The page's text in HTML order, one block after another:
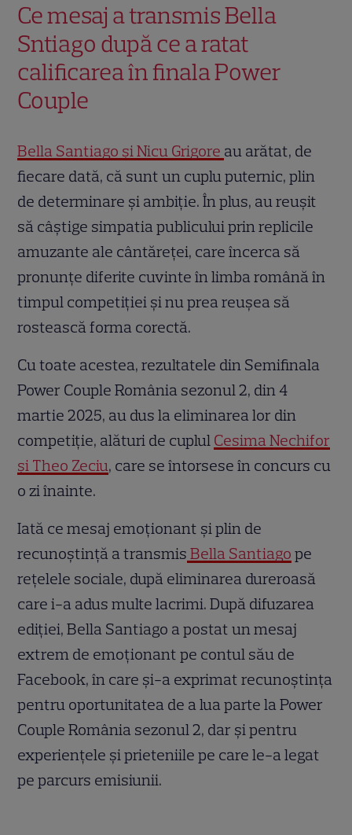
Ce mesaj a transmis Bella
Sntiago după ce a ratat
calificarea în finala Power
Couple
Bella Santiago și Nicu Grigore au arătat, de
fiecare dată, că sunt un cuplu puternic, plin
de determinare și ambiție. În plus, au reușit
să câștige simpatia publicului prin replicile
amuzante ale cântăreței, care încerca să
pronunțe diferite cuvinte în limba română în
timpul competiției și nu prea reușea să
rostească forma corectă.
Cu toate acestea, rezultatele din Semifinala
Power Couple România sezonul 2, din 4
martie 2025, au dus la eliminarea lor din
competiție, alături de cuplul Cesima Nechifor
și Theo Zeciu, care se întorsese în concurs cu
o zi înainte.
Iată ce mesaj emoționant și plin de
recunoștință a transmis Bella Santiago pe
rețelele sociale, după eliminarea dureroasă
care i-a adus multe lacrimi. După difuzarea
ediției, Bella Santiago a postat un mesaj
extrem de emoționant pe contul său de
Facebook, în care și-a exprimat recunoștința
pentru oportunitatea de a lua parte la Power
Couple România sezonul 2, dar și pentru
experiențele și prieteniile pe care le-a legat
pe parcurs emisiunii.